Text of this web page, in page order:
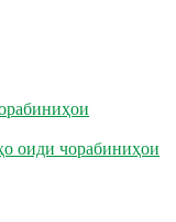
оиди чорабиниҳои